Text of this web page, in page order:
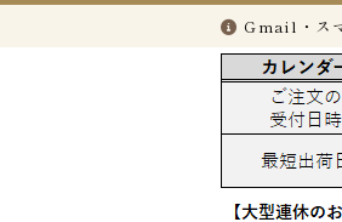
Gmail・ス